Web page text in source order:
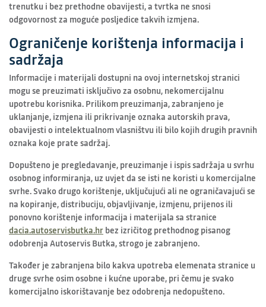
trenutku i bez prethodne obavijesti, a tvrtka ne snosi
odgovornost za moguće posljedice takvih izmjena.
Ograničenje korištenja informacija i
sadržaja
Informacije i materijali dostupni na ovoj internetskoj stranici
mogu se preuzimati isključivo za osobnu, nekomercijalnu
upotrebu korisnika. Prilikom preuzimanja, zabranjeno je
uklanjanje, izmjena ili prikrivanje oznaka autorskih prava,
obavijesti o intelektualnom vlasništvu ili bilo kojih drugih pravnih
oznaka koje prate sadržaj.
Dopušteno je pregledavanje, preuzimanje i ispis sadržaja u svrhu
osobnog informiranja, uz uvjet da se isti ne koristi u komercijalne
svrhe. Svako drugo korištenje, uključujući ali ne ograničavajući se
na kopiranje, distribuciju, objavljivanje, izmjenu, prijenos ili
ponovno korištenje informacija i materijala sa stranice
dacia.autoservisbutka.hr bez izričitog prethodnog pisanog
odobrenja Autoservis Butka, strogo je zabranjeno.
Također je zabranjena bilo kakva upotreba elemenata stranice u
druge svrhe osim osobne i kućne uporabe, pri čemu je svako
komercijalno iskorištavanje bez odobrenja nedopušteno.